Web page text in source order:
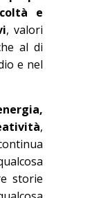
e
, valori
al di
e nel
,
storie